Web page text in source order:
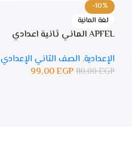
-10%
لغة المانية
APFEL الماني ثانية اعدادي
الإعدادية, الصف الثاني الإعدادي
110,00EGP
99,00EGP